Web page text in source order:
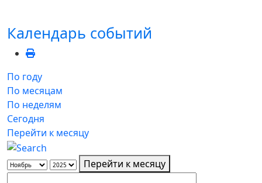
Календарь событий
По году
По месяцам
По неделям
Сегодня
Перейти к месяцу
Перейти к месяцу